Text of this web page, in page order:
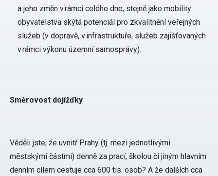
a jeho změn v rámci celého dne, stejně jako mobility
obyvatelstva skýtá potenciál pro zkvalitnění veřejných
služeb (v dopravě, v infrastruktuře, služeb zajišťovaných
v rámci výkonu územní samosprávy).
Směrovost dojížďky
Věděli jste, že uvnitř Prahy (tj. mezi jednotlivými
městskými částmi) denně za prací, školou či jiným hlavním
denním cílem cestuje cca 600 tis. osob? A že dalších cca